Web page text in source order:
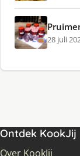
28 juli
Ontdek KookJij
Over KookJij